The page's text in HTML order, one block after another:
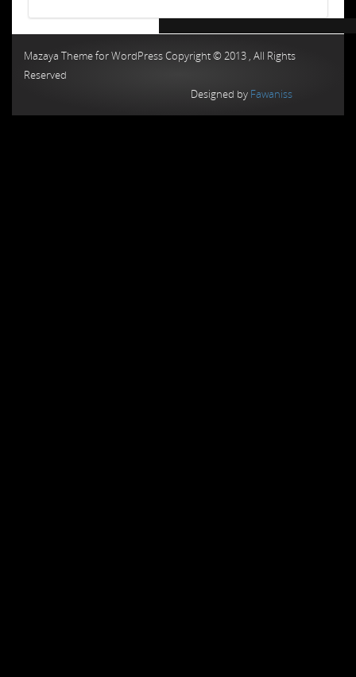
Mazaya Theme for WordPress Copyright © 2013 , All Rights
Reserved
Designed by Fawaniss